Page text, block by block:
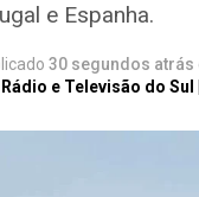
e Espanha.
30 segundos atrás
Rádio e Televisão do Sul